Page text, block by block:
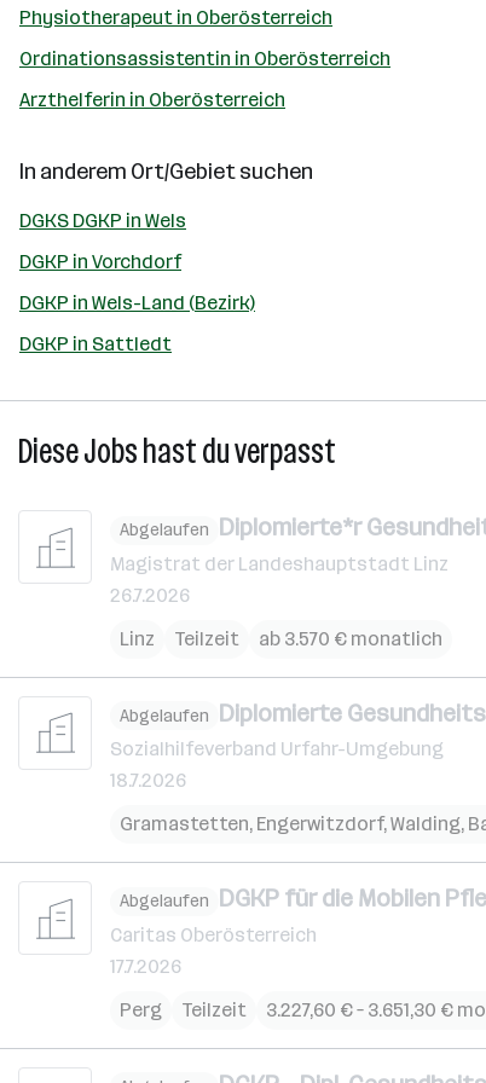
Physiotherapeut in Oberösterreich
Ordinationsassistentin in Oberösterreich
Arzthelferin in Oberösterreich
In anderem Ort/Gebiet suchen
DGKS DGKP in Wels
DGKP in Vorchdorf
DGKP in Wels-Land (Bezirk)
DGKP in Sattledt
Diese Jobs hast du verpasst
Abgelaufen Diplomierte*r
Magistrat der Landeshauptstadt Linz
26.7.2026
Linz
Teilzeit ab 3.570 € monatlich
Abgelaufen Diplomierte
Sozialhilfeverband Urfahr-Umgebung
18.7.2026
Gramastetten, Engerwitzdorf,Walding,
Abgelaufen DGKP für die Mobilen
Caritas Oberösterreich
17.7.2026
Perg
Teilzeit 3.227,60 € – 3.651,30 €